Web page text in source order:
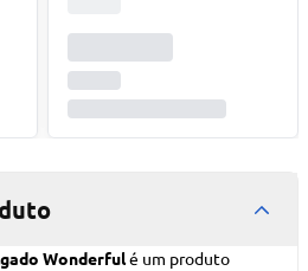
Wonderfulé um produto